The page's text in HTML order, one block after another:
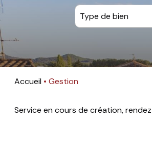
De l'ancien
Type de bien
Accueil Gestion
Service en cours de création,